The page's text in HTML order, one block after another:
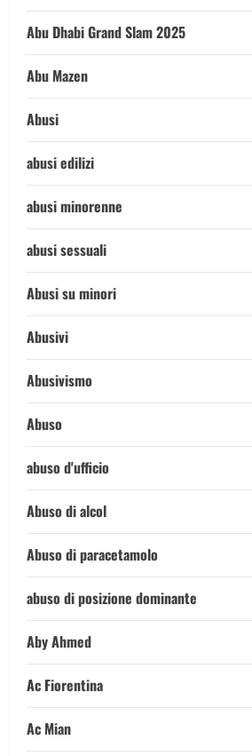
Abu Dhabi Grand Slam 2025
Abu Mazen
Abusi
abusi edilizi
abusi minorenne
abusi sessuali
Abusi su minori
Abusivi
Abusivismo
Abuso
abuso d'ufficio
Abuso di alcol
Abuso di paracetamolo
abuso di posizione dominante
Aby Ahmed
Ac Fiorentina
Ac Mian